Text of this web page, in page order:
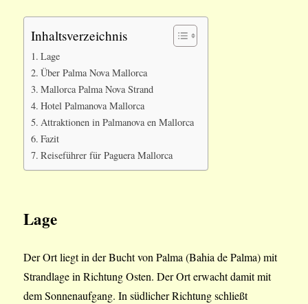
Inhaltsverzeichnis
Lage
Über Palma Nova Mallorca
Mallorca Palma Nova Strand
Hotel Palmanova Mallorca
Attraktionen in Palmanova en Mallorca
Fazit
Reiseführer für Paguera Mallorca
Lage
Der Ort liegt in der Bucht von Palma (Bahia de Palma) mit
Strandlage in Richtung Osten. Der Ort erwacht damit mit
dem Sonnenaufgang. In südlicher Richtung schließt